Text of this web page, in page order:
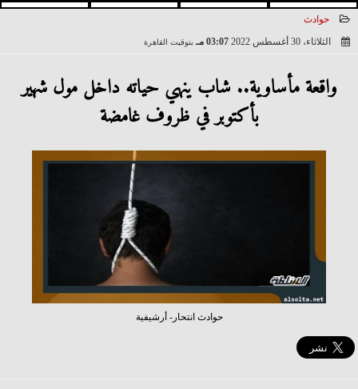
حوادث
الثلاثاء، 30 أغسطس 2022
03:07 مـ بتوقيت القاهرة
واقعة مأساوية.. شاب ينهي حياته داخل مول شهير
بأكتوبر في ظروف غامضة
حوادث انتحار- أرشيفية